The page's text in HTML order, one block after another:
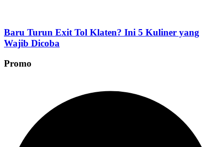
Baru Turun Exit Tol Klaten? Ini 5 Kuliner yang
Wajib Dicoba
Promo